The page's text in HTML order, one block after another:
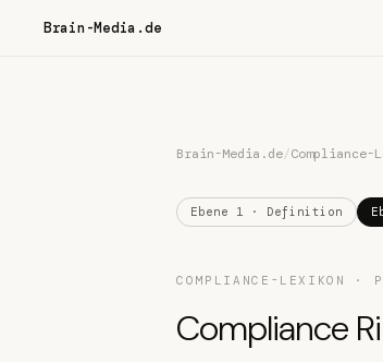
Brain-Media.de
Brain-Media.de/Compliance-
Ebene 1 · Definition
COMPLIANCE-LEXIKON ·
Compliance